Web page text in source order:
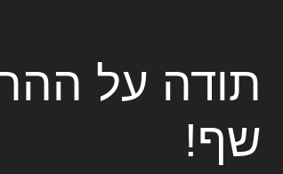
תודה על
שף!